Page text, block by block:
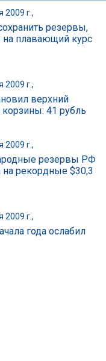
2009 г.,
резервы,
на плавающий курс
2009 г.,
верхний
41 рубль
2009 г.,
резервы РФ
рекордные $30,3
2009 г.,
года ослабил